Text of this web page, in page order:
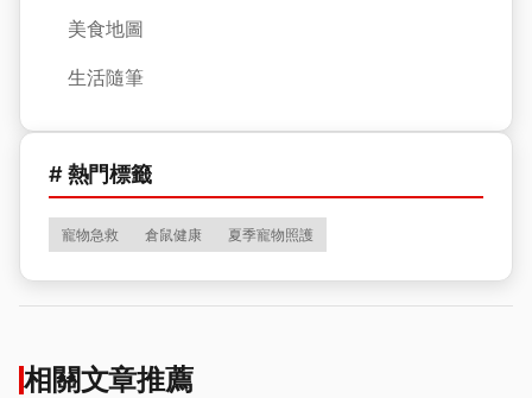
美食地圖
生活隨筆
# 熱門標籤
寵物急救 倉鼠健康 夏季寵物照護
相關文章推薦